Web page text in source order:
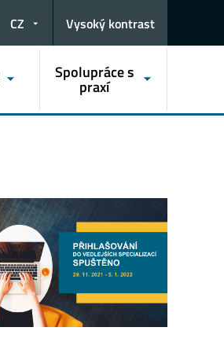
CZ Vysoký kontrast
Spolupráce s
praxí